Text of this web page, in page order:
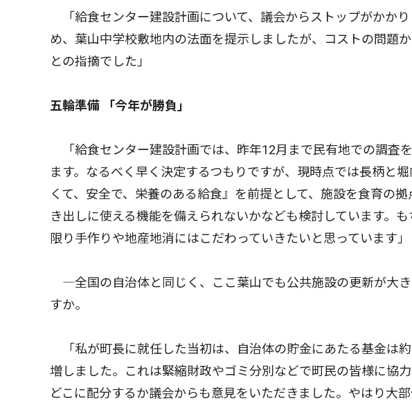
「給食センター建設計画について、議会からストップがかか
め、葉山中学校敷地内の法面を提示しましたが、コストの問題
との指摘でした」
五輪準備 「今年が勝負」
「給食センター建設計画では、昨年12月まで民有地での調査
ます。なるべく早く決定するつもりですが、現時点では長柄と
くて、安全で、栄養のある給食』を前提として、施設を食育の
き出しに使える機能を備えられないかなども検討しています。
限り手作りや地産地消にはこだわっていきたいと思っています」
―全国の自治体と同じく、ここ葉山でも公共施設の更新が大
すか。
「私が町長に就任した当初は、自治体の貯金にあたる基金は
増しました。これは緊縮財政やゴミ分別などで町民の皆様に協
どこに配分するか議会からも意見をいただきました。やはり大